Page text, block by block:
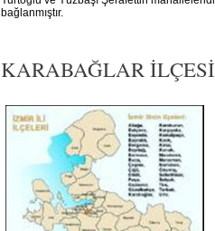
bağlanmıştır.
KARABAĞLAR